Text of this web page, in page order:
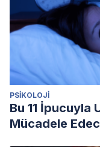
PSIKOLOJI
Bu 11 İpucuyla
Mücadele